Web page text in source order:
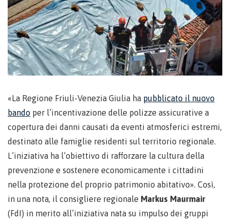
«La Regione Friuli-Venezia Giulia ha pubblicato il nuovo
bando per l’incentivazione delle polizze assicurative a
copertura dei danni causati da eventi atmosferici estremi,
destinato alle famiglie residenti sul territorio regionale.
L’iniziativa ha l’obiettivo di rafforzare la cultura della
prevenzione e sostenere economicamente i cittadini
nella protezione del proprio patrimonio abitativo». Così,
in una nota, il consigliere regionale Markus Maurmair
(FdI) in merito all’iniziativa nata su impulso dei gruppi